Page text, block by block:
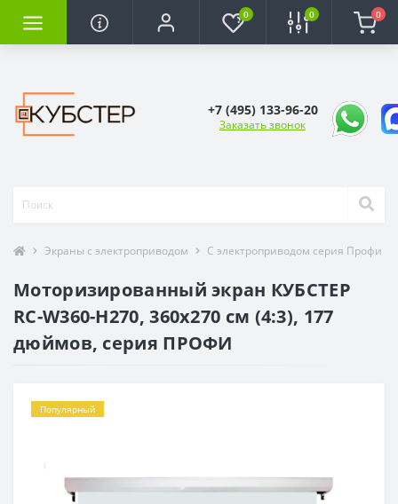
0 0 0
+7 (495) 133-96-20
Заказать звонок
Экраны с электроприводом С электроприводом серия Профи
Моторизированный экран КУБСТЕР
RC-W360-H270, 360х270 см (4:3), 177
дюймов, серия ПРОФИ
Популярный